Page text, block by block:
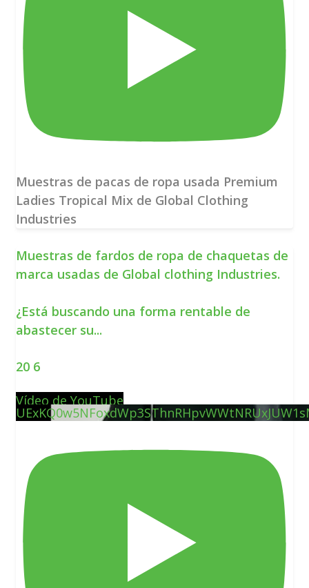
Muestras de pacas de ropa usada Premium
Ladies Tropical Mix de Global Clothing
Industries
Muestras de fardos de ropa de chaquetas de
marca usadas de Global clothing Industries.
¿Está buscando una forma rentable de
abastecer su...
20 6
Vídeo de YouTube